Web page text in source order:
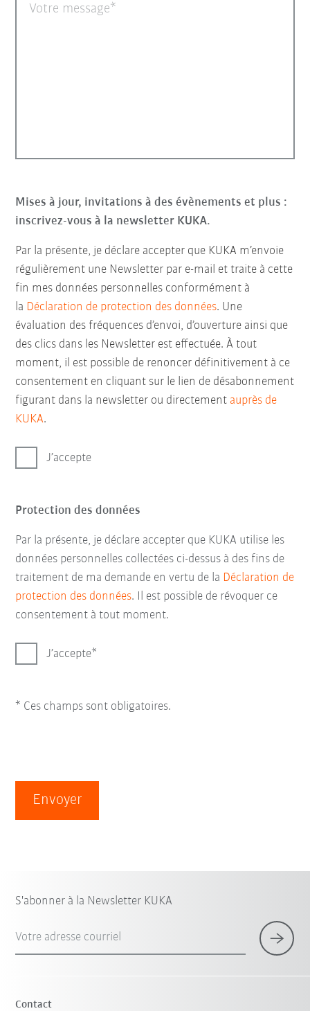
Votre message
Mises à jour, invitations à des évènements et plus :
inscrivez-vous à la newsletter KUKA.
Par la présente, je déclare accepter que KUKA m’envoie
régulièrement une Newsletter par e-mail et traite à cette
fin mes données personnelles conformément à
la Déclaration de protection des données. Une
évaluation des fréquences d’envoi, d’ouverture ainsi que
des clics dans les Newsletter est effectuée. À tout
moment, il est possible de renoncer définitivement à ce
consentement en cliquant sur le lien de désabonnement
figurant dans la newsletter ou directement auprès de
KUKA.
J’accepte
Protection des données
Par la présente, je déclare accepter que KUKA utilise les
données personnelles collectées ci-dessus à des fins de
traitement de ma demande en vertu de la Déclaration de
protection des données. Il est possible de révoquer ce
consentement à tout moment.
J’accepte
* Ces champs sont obligatoires.
Envoyer
S'abonner à la Newsletter KUKA
Votre adresse courriel
Contact